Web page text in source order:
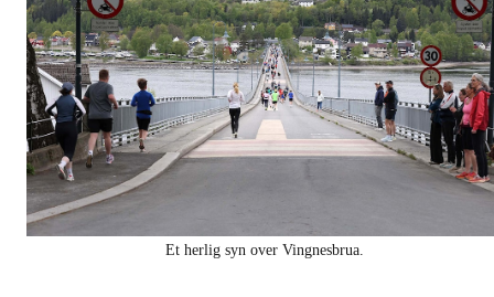
Et herlig syn over Vingnesbrua.